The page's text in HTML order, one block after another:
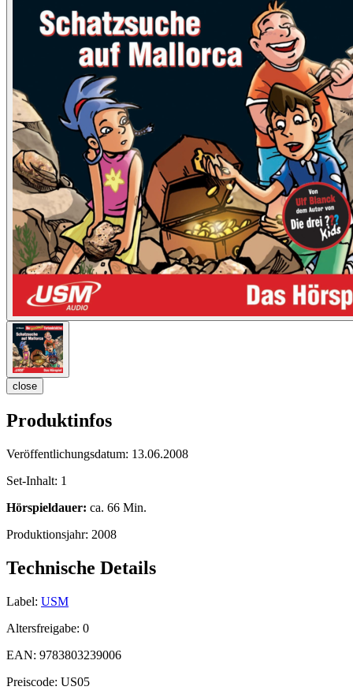
close
Produktinfos
Veröffentlichungsdatum: 13.06.2008
Set-Inhalt: 1
Hörspieldauer: ca. 66 Min.
Produktionsjahr: 2008
Technische Details
Label: USM
Altersfreigabe: 0
EAN: 9783803239006
Preiscode: US05